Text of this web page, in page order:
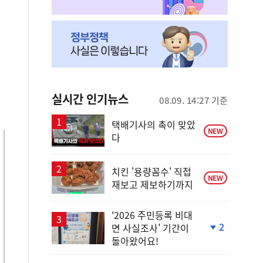
실시간 인기뉴스 08.09. 14:27 기준
택배기사의 촉이 맞았
다
NEW
치킨 '용량꼼수' 직접
재보고 제보하기까지
NEW
'2026 주민등록 비대
면 사실조사' 기간이
돌아왔어요!
2